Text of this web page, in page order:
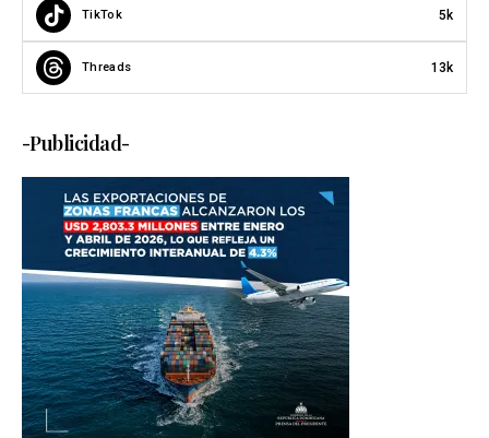
TikTok 5k
Threads 13k
-Publicidad-